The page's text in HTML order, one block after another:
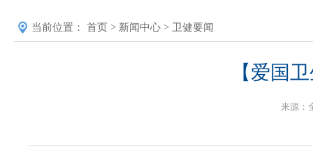
当前位置： 首页 > 新闻中心 > 卫健要闻
【爱国
来源：